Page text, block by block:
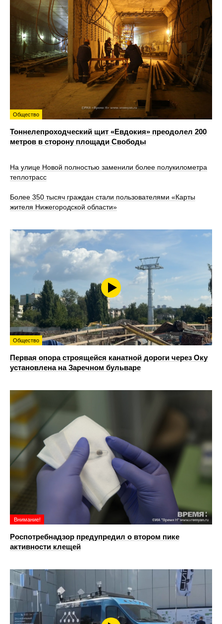
Общество
Тоннелепроходческий щит «Евдокия» преодолел 200
метров в сторону площади Свободы
На улице Новой полностью заменили более полукилометра
теплотрасс
Более 350 тысяч граждан стали пользователями «Карты
жителя Нижегородской области»
Общество
Первая опора строящейся канатной дороги через Оку
установлена на Заречном бульваре
Внимание!
Роспотребнадзор предупредил о втором пике
активности клещей